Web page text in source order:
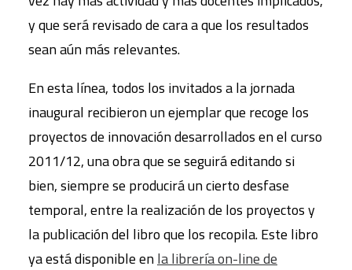
y que será revisado de cara a que los resultados
sean aún más relevantes.
En esta línea, todos los invitados a la jornada
inaugural recibieron un ejemplar que recoge los
proyectos de innovación desarrollados en el curso
2011/12, una obra que se seguirá editando si
bien, siempre se producirá un cierto desfase
temporal, entre la realización de los proyectos y
la publicación del libro que los recopila. Este libro
ya está disponible enla librería on-line de